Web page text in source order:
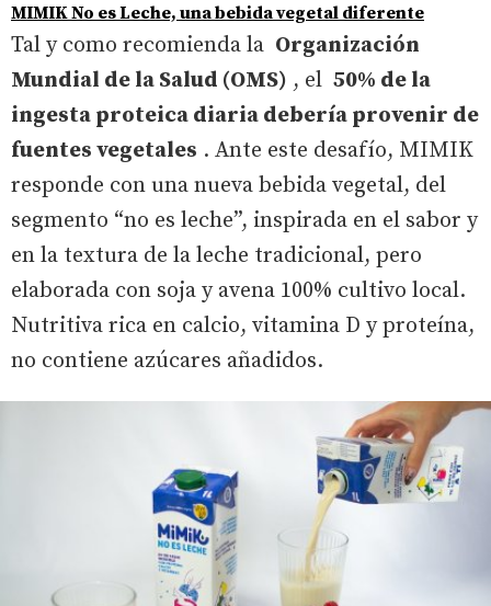
MIMIK No es Leche, una bebida vegetal diferente
Tal y como recomienda la Organización
Mundial de la Salud (OMS) , el 50% de la
ingesta proteica diaria debería provenir de
fuentes vegetales . Ante este desafío, MIMIK
responde con una nueva bebida vegetal, del
segmento “no es leche”, inspirada en el sabor y
en la textura de la leche tradicional, pero
elaborada con soja y avena 100% cultivo local.
Nutritiva rica en calcio, vitamina D y proteína,
no contiene azúcares añadidos.